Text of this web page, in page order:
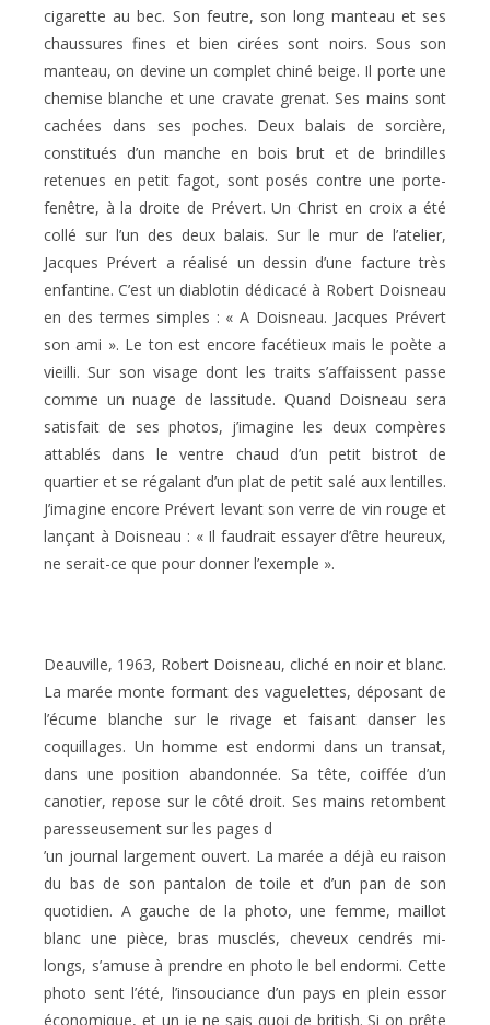
cigarette au bec. Son feutre, son long manteau et ses
chaussures fines et bien cirées sont noirs. Sous son
manteau, on devine un complet chiné beige. Il porte une
chemise blanche et une cravate grenat. Ses mains sont
cachées dans ses poches. Deux balais de sorcière,
constitués d’un manche en bois brut et de brindilles
retenues en petit fagot, sont posés contre une porte-
fenêtre, à la droite de Prévert. Un Christ en croix a été
collé sur l’un des deux balais. Sur le mur de l’atelier,
Jacques Prévert a réalisé un dessin d’une facture très
enfantine. C’est un diablotin dédicacé à Robert Doisneau
en des termes simples : « A Doisneau. Jacques Prévert
son ami ». Le ton est encore facétieux mais le poète a
vieilli. Sur son visage dont les traits s’affaissent passe
comme un nuage de lassitude. Quand Doisneau sera
satisfait de ses photos, j’imagine les deux compères
attablés dans le ventre chaud d’un petit bistrot de
quartier et se régalant d’un plat de petit salé aux lentilles.
J’imagine encore Prévert levant son verre de vin rouge et
lançant à Doisneau : « Il faudrait essayer d’être heureux,
ne serait-ce que pour donner l’exemple ».
Deauville, 1963, Robert Doisneau, cliché en noir et blanc.
La marée monte formant des vaguelettes, déposant de
l’écume blanche sur le rivage et faisant danser les
coquillages. Un homme est endormi dans un transat,
dans une position abandonnée. Sa tête, coiffée d’un
canotier, repose sur le côté droit. Ses mains retombent
paresseusement sur les pages d
’un journal largement ouvert. La marée a déjà eu raison
du bas de son pantalon de toile et d’un pan de son
quotidien. A gauche de la photo, une femme, maillot
blanc une pièce, bras musclés, cheveux cendrés mi-
longs, s’amuse à prendre en photo le bel endormi. Cette
photo sent l’été, l’insouciance d’un pays en plein essor
économique, et un je ne sais quoi de british. Si on prête